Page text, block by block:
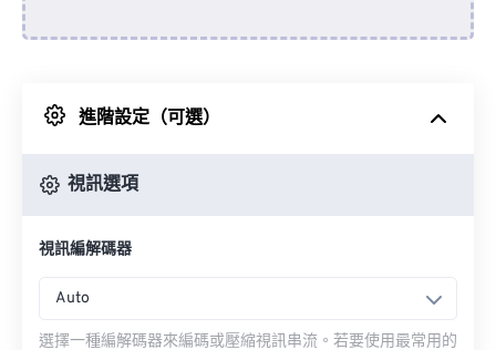
來自 Google 雲端硬碟
進階設定（可選）
視訊選項
視訊編解碼器
Auto
選擇一種編解碼器來編碼或壓縮視訊串流。若要使用最常用的